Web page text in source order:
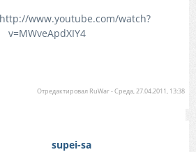
http://www.youtube.com/watch?
v=MWveApdXIY4
Отредактировал RuWar-Среда, 27.04.2011, 13:38
supei-sa